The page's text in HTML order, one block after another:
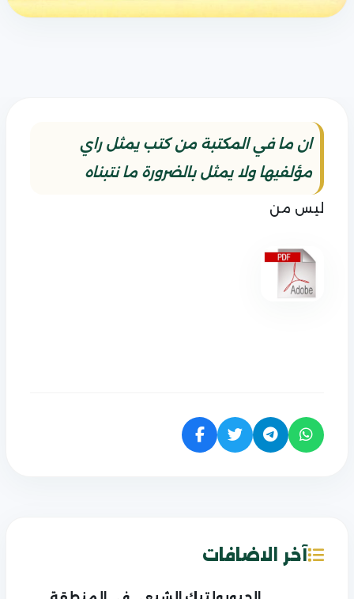
ان ما في المكتبة من كتب يمثل راي
مؤلفيها ولا يمثل بالضرورة ما نتبناه
ليس من
آخر الاضافات